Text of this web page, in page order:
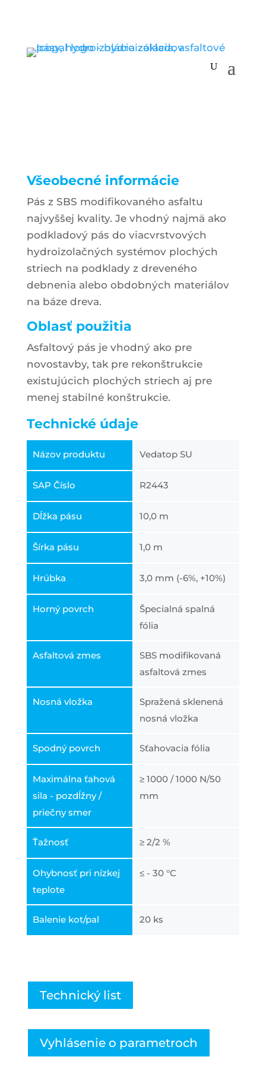
Všeobecné informácie
Pás z SBS modifikovaného asfaltu
najvyššej kvality. Je vhodný najmä ako
podkladový pás do viacvrstvových
hydroizolačných systémov plochých
striech na podklady z dreveného
debnenia alebo obdobných materiálov
na báze dreva.
Oblasť použitia
Asfaltový pás je vhodný ako pre
novostavby, tak pre rekonštrukcie
existujúcich plochých striech aj pre
menej stabilné konštrukcie.
Technické údaje
Názov produktu
SAP Číslo
Dĺžka pásu
Šírka pásu
Hrúbka
Horný povrch
Asfaltová zmes
Nosná vložka
Spodný povrch
Maximálna ťahová
sila - pozdĺžny /
priečny smer
Ťažnosť
Ohybnosť pri nízkej
teplote
Balenie kot/pal
Vedatop SU
R2443
10,0 m
1,0 m
3,0 mm (-6%, +10%)
Špecialná spalná
fólia
SBS modifikovaná
asfaltová zmes
Spražená sklenená
nosná vložka
Sťahovacia fólia
≥ 1000 / 1000 N/50
mm
≥ 2/2 %
≤ - 30 °C
20 ks
Technický list
Vyhlásenie o parametroch